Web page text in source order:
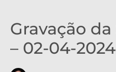
Gravação da
– 02-04-2024